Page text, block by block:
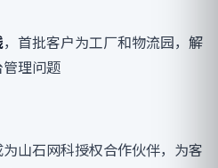
，首批客户为工厂和物流园，解
理问题
为山石网科授权合作伙伴，为客